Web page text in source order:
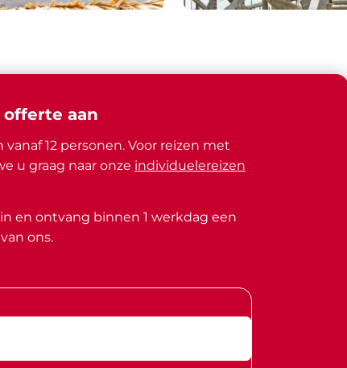
aan
12 personen. Voor reizen met
u graag naar onze individuelereizen
en ontvang binnen 1 werkdag een
van ons.